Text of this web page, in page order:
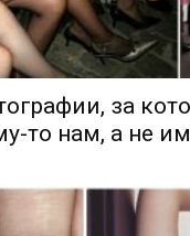
за
то нам, а не